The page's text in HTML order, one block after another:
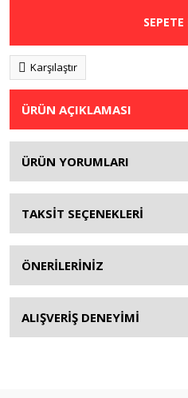
SEPETE
Karşılaştır
ÜRÜN AÇIKLAMASI
ÜRÜN YORUMLARI
TAKSİT SEÇENEKLERİ
ÖNERİLERİNİZ
ALIŞVERİŞ DENEYİMİ